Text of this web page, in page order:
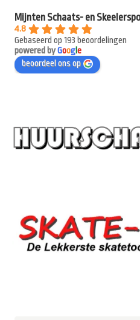
Mijnten Schaats- en
4.8
Gebaseerd op 193 beoordelingen
powered byGooge
beoordeel ons op